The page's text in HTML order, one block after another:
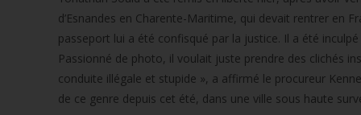
d’Esnandes en Charente-Maritime, qui devait rentrer en
passeport lui a été confisqué par la justice. Il a été
Passionné de photo, il voulait juste prendre des clichés
conduite illégale et stupide », a affirmé le procureur
de ce genre depuis cet été, dans une ville sous haute